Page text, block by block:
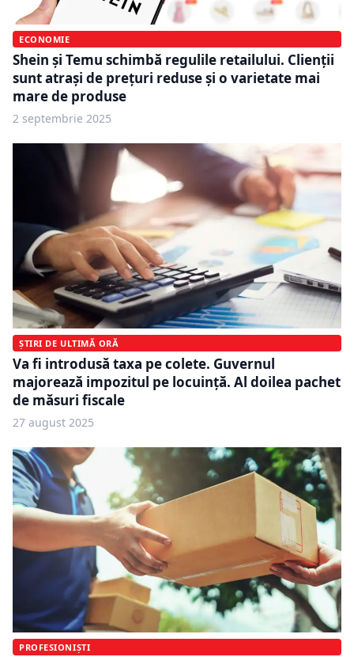
ECONOMIE
Shein și Temu schimbă regulile retailului. Clienții
sunt atrași de prețuri reduse și o varietate mai
mare de produse
2 septembrie 2025
ȘTIRI DE ULTIMĂ ORĂ
Va fi introdusă taxa pe colete. Guvernul
majorează impozitul pe locuință. Al doilea pachet
de măsuri fiscale
27 august 2025
PROFESIONIȘTI